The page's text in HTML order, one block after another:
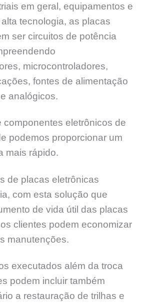
em geral, equipamentos e
tecnologia, as placas
ser circuitos de potência
microcontroladores,
fontes de alimentação
analógicos.
componentes eletrônicos de
podemos proporcionar um
mais rápido.
de placas eletrônicas
com esta solução que
de vida útil das placas
clientes podem economizar
manutenções.
executados além da troca
podem incluir também
a restauração de trilhas e